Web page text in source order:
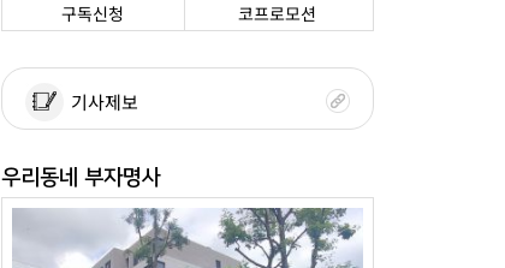
구독신청 코프로모션
기사제보
우리동네 부자명사